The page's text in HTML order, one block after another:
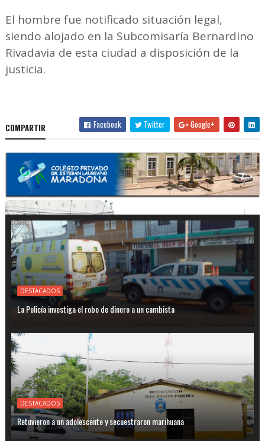
El hombre fue notificado situación legal,
siendo alojado en la Subcomisaría Bernardino
Rivadavia de esta ciudad a disposición de la
justicia.
COMPARTIR Facebook Twitter Google+
DESTACADOS
La Policía investiga el robo de dinero a un cambista
DESTACADOS
Retuvieron a un adolescente y secuestraron marihuana